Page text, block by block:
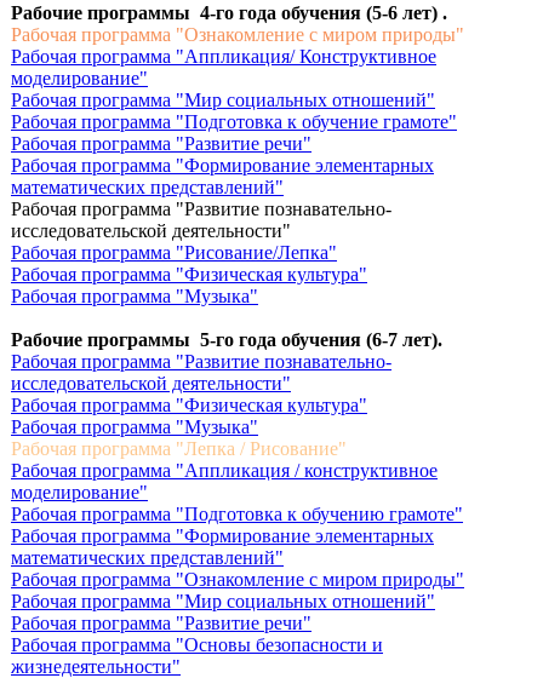
Рабочие программы 4-го года обучения (5-6 лет) .
Рабочая программа "Ознакомление с миром природы"
Рабочая программа "Аппликация/ Конструктивное
моделирование"
Рабочая программа "Мир социальных отношений"
Рабочая программа "Подготовка к обучение грамоте"
Рабочая программа "Развитие речи"
Рабочая программа "Формирование элементарных
математических представлений"
Рабочая программа "Развитие познавательно-
исследовательской деятельности"
Рабочая программа "Рисование/Лепка"
Рабочая программа "Физическая культура"
Рабочая программа "Музыка"
Рабочие программы 5-го года обучения (6-7 лет).
Рабочая программа "Развитие познавательно-
исследовательской деятельности"
Рабочая программа "Физическая культура"
Рабочая программа "Музыка"
Рабочая программа "Лепка / Рисование"
Рабочая программа "Аппликация / конструктивное
моделирование"
Рабочая программа "Подготовка к обучению грамоте"
Рабочая программа "Формирование элементарных
математических представлений"
Рабочая программа "Ознакомление с миром природы"
Рабочая программа "Мир социальных отношений"
Рабочая программа "Развитие речи"
Рабочая программа "Основы безопасности и
жизнедеятельности"